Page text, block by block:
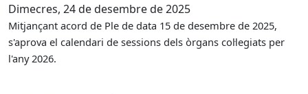
Dimecres, 24 de desembre de 2025
Mitjançant acord de Ple de data 15 de desembre de 2025,
s'aprova el calendari de sessions dels òrgans col·legiats per
l'any 2026.